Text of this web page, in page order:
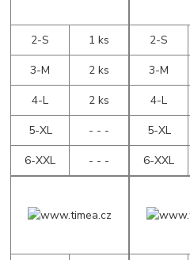
2-S
1 ks
3-M
2 ks
4-L
2 ks
5-XL
- - -
6-XXL
- - -
2-S
3-M
4-L
5-XL
6-XXL